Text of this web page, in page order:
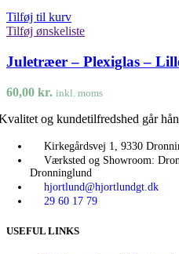
Tilføj til kurv
Tilføj ønskeliste
Juletræer – Plexiglas –
60,00 kr. inkl. moms
og kundetilfredshed går
Kirkegårdsvej 1, 9330
Værksted og Showroom:
Dronninglund
hjortlund@hjortlundgt.dk
29 60 17 79
USEFUL LINKS